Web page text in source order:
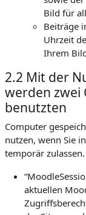
Bild für
Beiträge
Uhrzeit
Ihrem
2.2 Mit der
werden zwei
benutzten
Computer
nutzen, wenn Sie
temporär zulassen.
aktuellen